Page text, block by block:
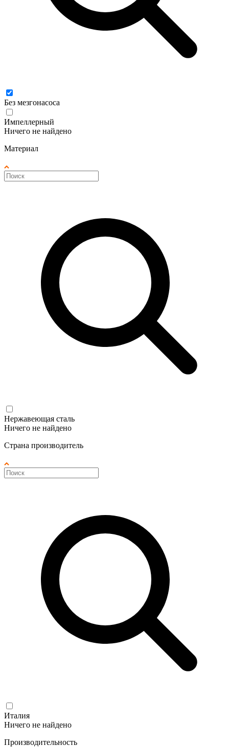
Без мезгонасоса
Импеллерный
Ничего не найдено
Материал
Нержавеющая сталь
Ничего не найдено
Страна производитель
Италия
Ничего не найдено
Производительность